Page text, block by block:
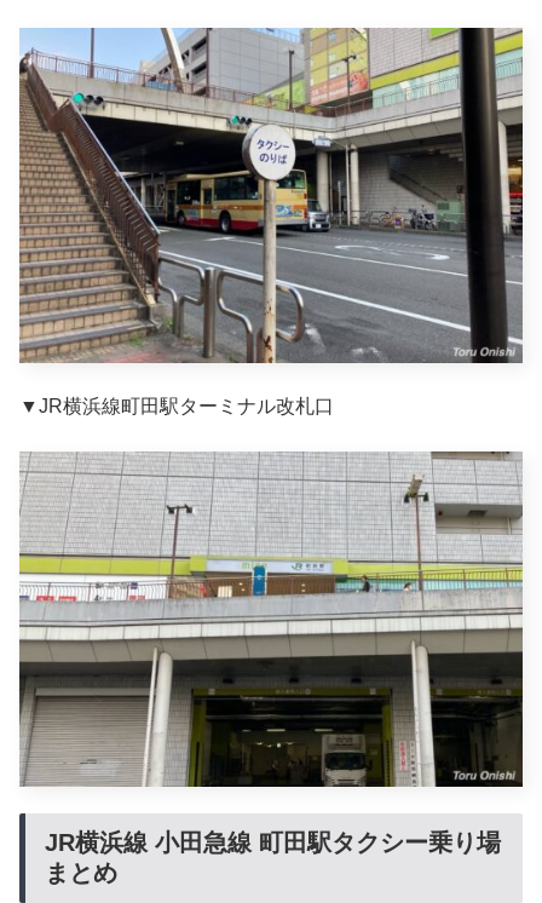
▼JR横浜線町田駅ターミナル改札口
JR横浜線 小田急線 町田駅タクシー乗り場
まとめ